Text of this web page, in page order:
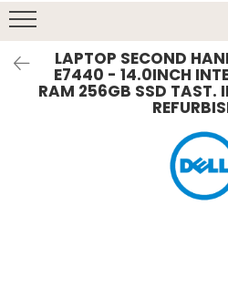
Încărcătoare
LAPTOP SECOND
E7440 - 14.0INCH
RAM 256GB SSD TAST.